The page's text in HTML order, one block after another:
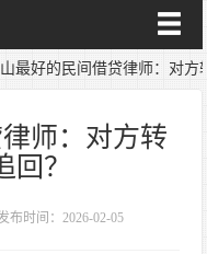
最好的民间借贷律师：对方
师：对方转
？
布时间：2026-02-05